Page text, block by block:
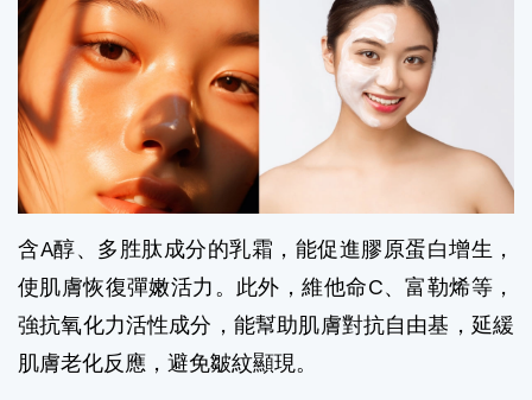
含A醇、多胜肽成分的乳霜 ，能促進膠原蛋白增生，
使肌膚恢復彈嫩活力。此外，維他命C、富勒烯等，
強抗氧化力活性成分，能幫助肌膚對抗自由基，延緩
肌膚老化反應，避免皺紋顯現。